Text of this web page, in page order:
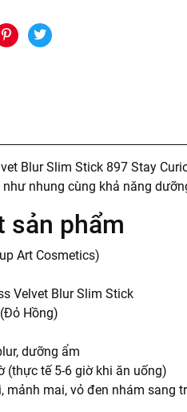
Blur Slim Stick 897 Stay
nhung cùng khả năng
sản phẩm
Art Cosmetics)
Velvet Blur Slim Stick
Hồng)
dưỡng ẩm
(thực tế 5-6 giờ khi ăn uống)
mảnh mai, vỏ đen nhám sang